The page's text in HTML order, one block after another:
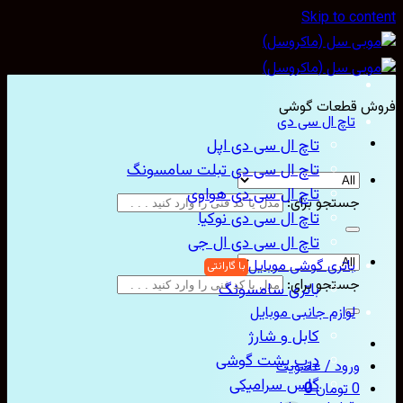
Skip to
قطعات گوشی
جستجو برای:
جستجو برای:
ورود / عضویت
تومان0
تاچ ال سی دی
تاچ ال سی دی اپل
تاچ ال سی دی تبلت سامسونگ
تاچ ال سی دی هواوی
تاچ ال سی دی نوکیا
تاچ ال سی دی ال جی
باتری گوشی موبایل
باتری سامسونگ
لوازم جانبی موبایل
کابل و شارژ
درب پشت گوشی
گلس سرامیکی